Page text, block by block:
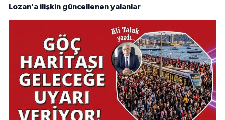
Lozan’a ilişkin güncellenen yalanlar